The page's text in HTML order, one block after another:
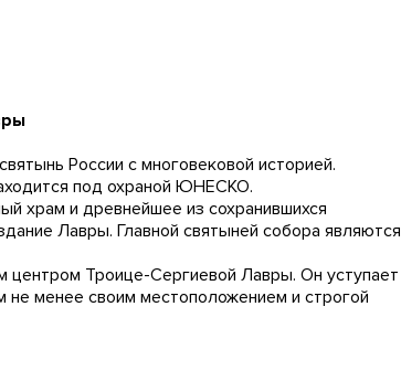
России с многовековой историей.
под охраной ЮНЕСКО.
храм и древнейшее из сохранившихся
Лавры. Главной святыней собора являются
центром Троице-Сергиевой Лавры. Он уступает
не менее своим местоположением и строгой